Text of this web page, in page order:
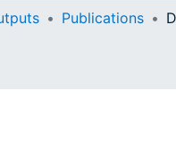
Publications